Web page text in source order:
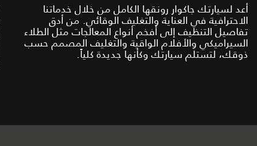
أعد لسيارتك جاكوار رونقها الكامل من خلال خدماتنا
الاحترافية في العناية والتغليف الوقائي. من أدق
تفاصيل التنظيف إلى أفخم أنواع المعالجات مثل الطلاء
السيراميكي والأفلام الواقية والتغليف المصمم حسب
ذوقك، لتستلم سيارتك وكأنها جديدة كلياً.